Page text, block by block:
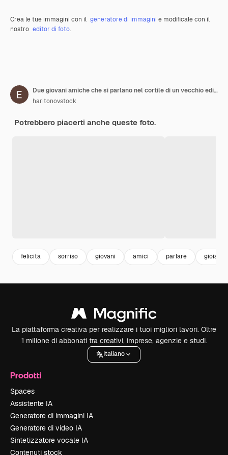
Crea le tue immagini con il generatore di immagini e modificale con il
nostro editor di foto.
Due giovani amiche che si parlano nel cortile di un vecchio edificio
haritonovstock
Potrebbero piacerti anche queste foto.
felicita sorriso giovani amici parlare gioia
La piattaforma creativa per realizzare i tuoi migliori lavori. Oltre
1 milione di abbonati tra creativi, imprese, agenzie e studi.
Italiano
Prodotti
Spaces
Assistente IA
Generatore di immagini IA
Generatore di video IA
Sintetizzatore vocale IA
Contenuti stock